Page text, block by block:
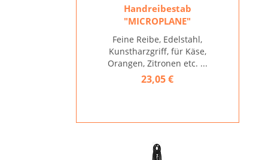
Handreibestab
"MICROPLANE"
Feine Reibe, Edelstahl,
Kunstharzgriff, für Käse,
Orangen, Zitronen etc. ...
23,05 €